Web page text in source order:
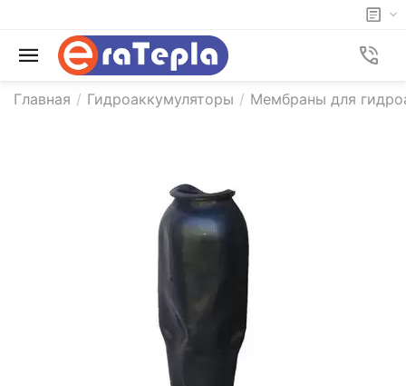
Главная / Гидроаккумуляторы / Мембраны для